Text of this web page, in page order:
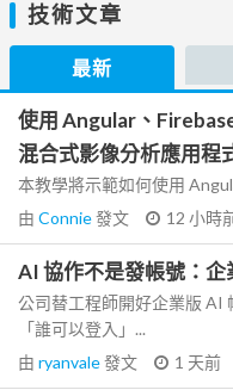
技術文章
最新
使用 Angular、
混合式影像分析應用程
本教學將示範如何使用
由 Connie發文 12 小時
AI 協作不是發帳號：
公司替工程師開好企業版 AI
「誰可以登入」...
由 ryanvale發文 1 天前